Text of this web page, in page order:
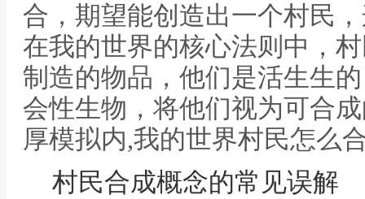
合，期望能创造出一个村民
在我的世界的核心法则中，
制造的物品，他们是活生生
会性生物，将他们视为可合
厚模拟内,我的世界村民怎么
村民合成概念的常见误解